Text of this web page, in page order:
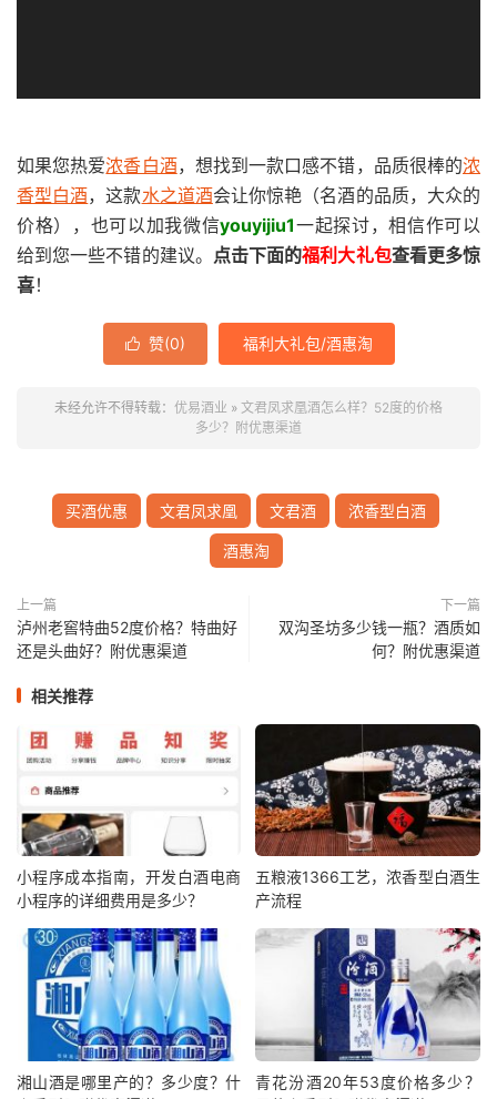
如果您热爱浓香白酒，想找到一款口感不错，品质很棒的浓
香型白酒，这款水之道酒会让你惊艳（名酒的品质，大众的
价格），也可以加我微信youyijiu1一起探讨，相信作可以
给到您一些不错的建议。 点击下面的福利大礼包查看更多惊
喜！
 赞(0) 福利大礼包/酒惠淘
未经允许不得转载： 优易酒业 » 文君凤求凰酒怎么样？52度的价格
多少？附优惠渠道
买酒优惠 文君凤求凰 文君酒 浓香型白酒
酒惠淘
上一篇
泸州老窖特曲52度价格？特曲好
还是头曲好？附优惠渠道
下一篇
双沟圣坊多少钱一瓶？酒质如
何？附优惠渠道
相关推荐
小程序成本指南，开发白酒电商
小程序的详细费用是多少？
五粮液1366工艺，浓香型白酒生
产流程
湘山酒是哪里产的？多少度？什
青花汾酒20年53度价格多少？